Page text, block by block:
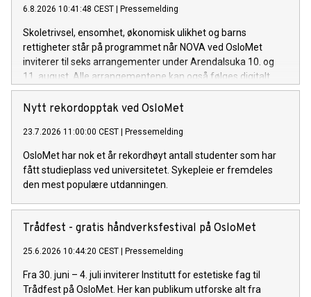
6.8.2026 10:41:48 CEST Pressemelding
Skoletrivsel, ensomhet, økonomisk ulikhet og barns
rettigheter står på programmet når NOVA ved OsloMet
inviterer til seks arrangementer under Arendalsuka 10. og
11. august. Alle arrangementene kan også følges digitalt.
Nytt rekordopptak ved OsloMet
23.7.2026 11:00:00 CEST Pressemelding
OsloMet har nok et år rekordhøyt antall studenter som har
fått studieplass ved universitetet. Sykepleie er fremdeles
den mest populære utdanningen.
Trådfest - gratis håndverksfestival på OsloMet
25.6.2026 10:44:20 CEST Pressemelding
Fra 30. juni – 4. juli inviterer Institutt for estetiske fag til
Trådfest på OsloMet. Her kan publikum utforske alt fra